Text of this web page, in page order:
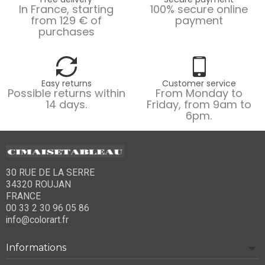
In France, starting
from 129 € of
purchases
100% secure online
payment
Easy returns
Possible returns within
14 days.
Customer service
From Monday to
Friday, from 9am to
6pm.
30 RUE DE LA SERRE
34320 ROUJAN
FRANCE
00 33 2 30 96 05 86
info@colorart.fr
Informations